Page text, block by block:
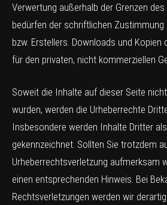
Verwertung außerhalb der Grenzen
bedürfen der schriftlichen Zustimmung
bzw. Erstellers. Downloads und Kopien
für den privaten, nicht kommerziellen
Soweit die Inhalte auf dieser Seite
wurden, werden die Urheberrechte
Insbesondere werden Inhalte Dritter
gekennzeichnet. Sollten Sie trotzdem
Urheberrechtsverletzung aufmerksam
einen entsprechenden Hinweis. Bei
Rechtsverletzungen werden wir